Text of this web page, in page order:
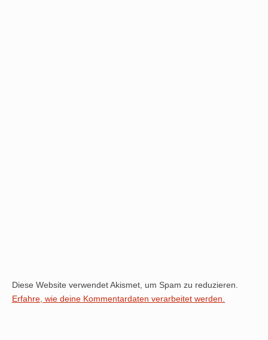
Diese Website verwendet Akismet, um Spam zu reduzieren.
Erfahre, wie deine Kommentardaten verarbeitet werden.